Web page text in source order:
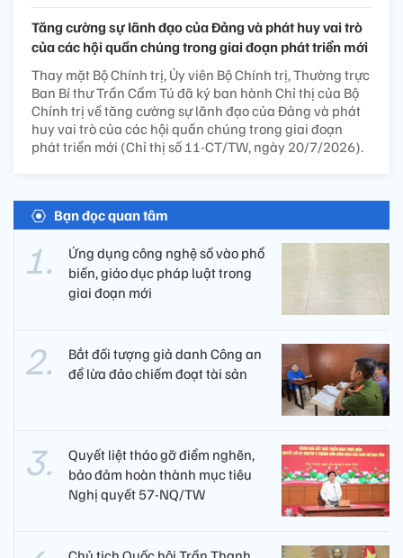
Tăng cường sự lãnh đạo của Đảng và phát huy vai trò
của các hội quần chúng trong giai đoạn phát triển mới
Thay mặt Bộ Chính trị, Ủy viên Bộ Chính trị, Thường trực
Ban Bí thư Trần Cẩm Tú đã ký ban hành Chỉ thị của Bộ
Chính trị về tăng cường sự lãnh đạo của Đảng và phát
huy vai trò của các hội quần chúng trong giai đoạn
phát triển mới (Chỉ thị số 11-CT/TW, ngày 20/7/2026).
Bạn đọc quan tâm
Ứng dụng công nghệ số vào phổ
biến, giáo dục pháp luật trong
giai đoạn mới
Bắt đối tượng giả danh Công an
để lừa đảo chiếm đoạt tài sản
Quyết liệt tháo gỡ điểm nghẽn,
bảo đảm hoàn thành mục tiêu
Nghị quyết 57-NQ/TW